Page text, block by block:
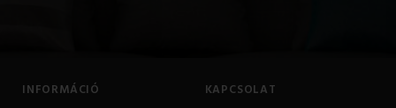
INFORMÁCIÓ
KAPCSOLAT